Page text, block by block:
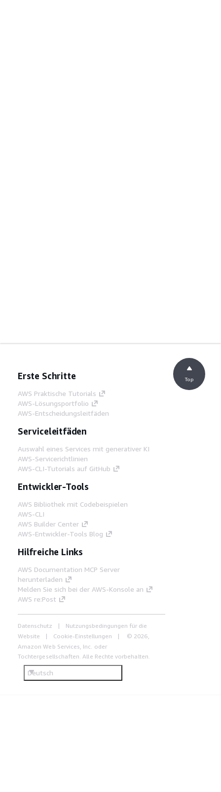
Erste Schritte
AWS Praktische Tutorials
AWS-Lösungsportfolio
AWS-Entscheidungsleitfäden
Serviceleitfäden
Auswahl eines Services mit generativer KI
AWS-Servicerichtlinien
AWS-CLI-Tutorials auf GitHub
Entwickler-Tools
AWS Bibliothek mit Codebeispielen
AWS-CLI
AWS Builder Center
AWS-Entwickler-Tools Blog
Hilfreiche Links
AWS Documentation MCP Server
herunterladen
Melden Sie sich bei der AWS-Konsole an
AWS re:Post
Datenschutz
Nutzungsbedingungen für die
Website
Cookie-Einstellungen
© 2026,
Amazon Web Services, Inc. oder
Tochtergesellschaften. Alle Rechte vorbehalten.
Deutsch
Top